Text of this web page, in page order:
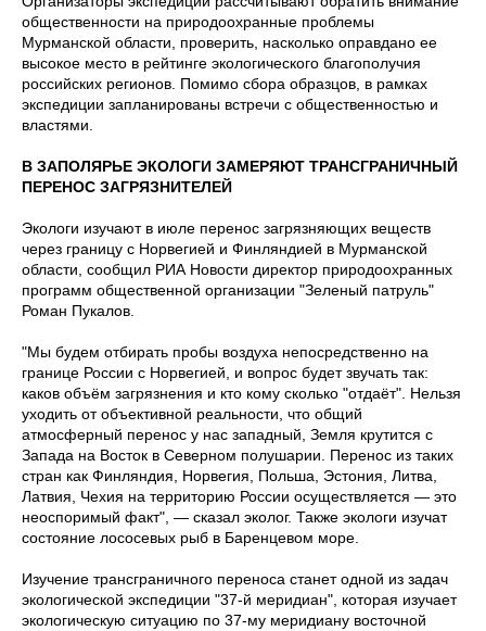
общественности на природоохранные проблемы
Мурманской области, проверить, насколько оправдано ее
высокое место в рейтинге экологического благополучия
российских регионов. Помимо сбора образцов, в рамках
экспедиции запланированы встречи с общественностью и
властями.
В ЗАПОЛЯРЬЕ ЭКОЛОГИ ЗАМЕРЯЮТ ТРАНСГРАНИЧНЫЙ
ПЕРЕНОС ЗАГРЯЗНИТЕЛЕЙ
Экологи изучают в июле перенос загрязняющих веществ
через границу с Норвегией и Финляндией в Мурманской
области, сообщил РИА Новости директор природоохранных
программ общественной организации "Зеленый патруль"
Роман Пукалов.
"Мы будем отбирать пробы воздуха непосредственно на
границе России с Норвегией, и вопрос будет звучать так:
каков объём загрязнения и кто кому сколько "отдаёт". Нельзя
уходить от объективной реальности, что общий
атмосферный перенос у нас западный, Земля крутится с
Запада на Восток в Северном полушарии. Перенос из таких
стран как Финляндия, Норвегия, Польша, Эстония, Литва,
Латвия, Чехия на территорию России осуществляется — это
неоспоримый факт", — сказал эколог. Также экологи изучат
состояние лососевых рыб в Баренцевом море.
Изучение трансграничного переноса станет одной из задач
экологической экспедиции "37-й меридиан", которая изучает
экологическую ситуацию по 37-му меридиану восточной